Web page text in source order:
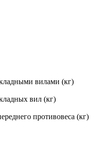
вилами (кг)
вил (кг)
противовеса (кг)